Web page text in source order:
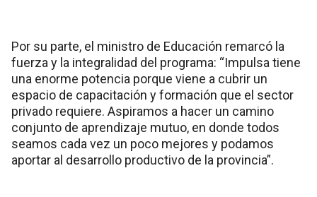
Por su parte, el ministro de Educación remarcó la
fuerza y la integralidad del programa: “Impulsa tiene
una enorme potencia porque viene a cubrir un
espacio de capacitación y formación que el sector
privado requiere. Aspiramos a hacer un camino
conjunto de aprendizaje mutuo, en donde todos
seamos cada vez un poco mejores y podamos
aportar al desarrollo productivo de la provincia”.